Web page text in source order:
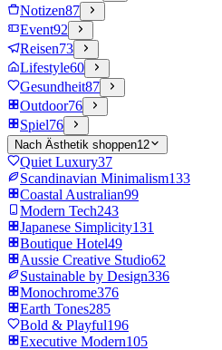
Notizen87
Event92
Reisen73
Lifestyle60
Gesundheit87
Outdoor76
Spiel76
Nach Ästhetik shoppen12
Quiet Luxury37
Scandinavian Minimalism133
Coastal Australian99
Modern Tech243
Japanese Simplicity131
Boutique Hotel49
Aussie Creative Studio62
Sustainable by Design336
Monochrome376
Earth Tones285
Bold & Playful196
Executive Modern105